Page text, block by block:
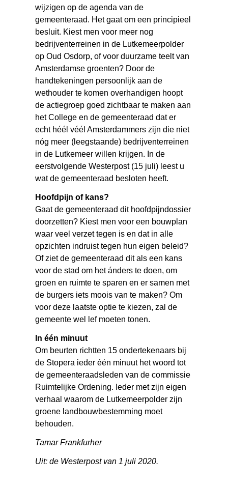
wijzigen op de agenda van de
gemeenteraad. Het gaat om een principieel
besluit. Kiest men voor meer nog
bedrijventerreinen in de Lutkemeerpolder
op Oud Osdorp, of voor duurzame teelt van
Amsterdamse groenten? Door de
handtekeningen persoonlijk aan de
wethouder te komen overhandigen hoopt
de actiegroep goed zichtbaar te maken aan
het College en de gemeenteraad dat er
echt héél véél Amsterdammers zijn die niet
nóg meer (leegstaande) bedrijventerreinen
in de Lutkemeer willen krijgen. In de
eerstvolgende Westerpost (15 juli) leest u
wat de gemeenteraad besloten heeft.
Hoofdpijn of kans?
Gaat de gemeenteraad dit hoofdpijndossier
doorzetten? Kiest men voor een bouwplan
waar veel verzet tegen is en dat in alle
opzichten indruist tegen hun eigen beleid?
Of ziet de gemeenteraad dit als een kans
voor de stad om het ánders te doen, om
groen en ruimte te sparen en er samen met
de burgers iets moois van te maken? Om
voor deze laatste optie te kiezen, zal de
gemeente wel lef moeten tonen.
In één minuut
Om beurten richtten 15 ondertekenaars bij
de Stopera ieder één minuut het woord tot
de gemeenteraadsleden van de commissie
Ruimtelijke Ordening. Ieder met zijn eigen
verhaal waarom de Lutkemeerpolder zijn
groene landbouwbestemming moet
behouden.
Tamar Frankfurher
Uit: de Westerpost van 1 juli 2020.